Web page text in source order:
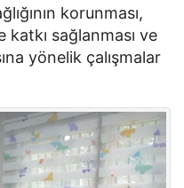
korunması,
katkı sağlanması ve
yönelik çalışmalar